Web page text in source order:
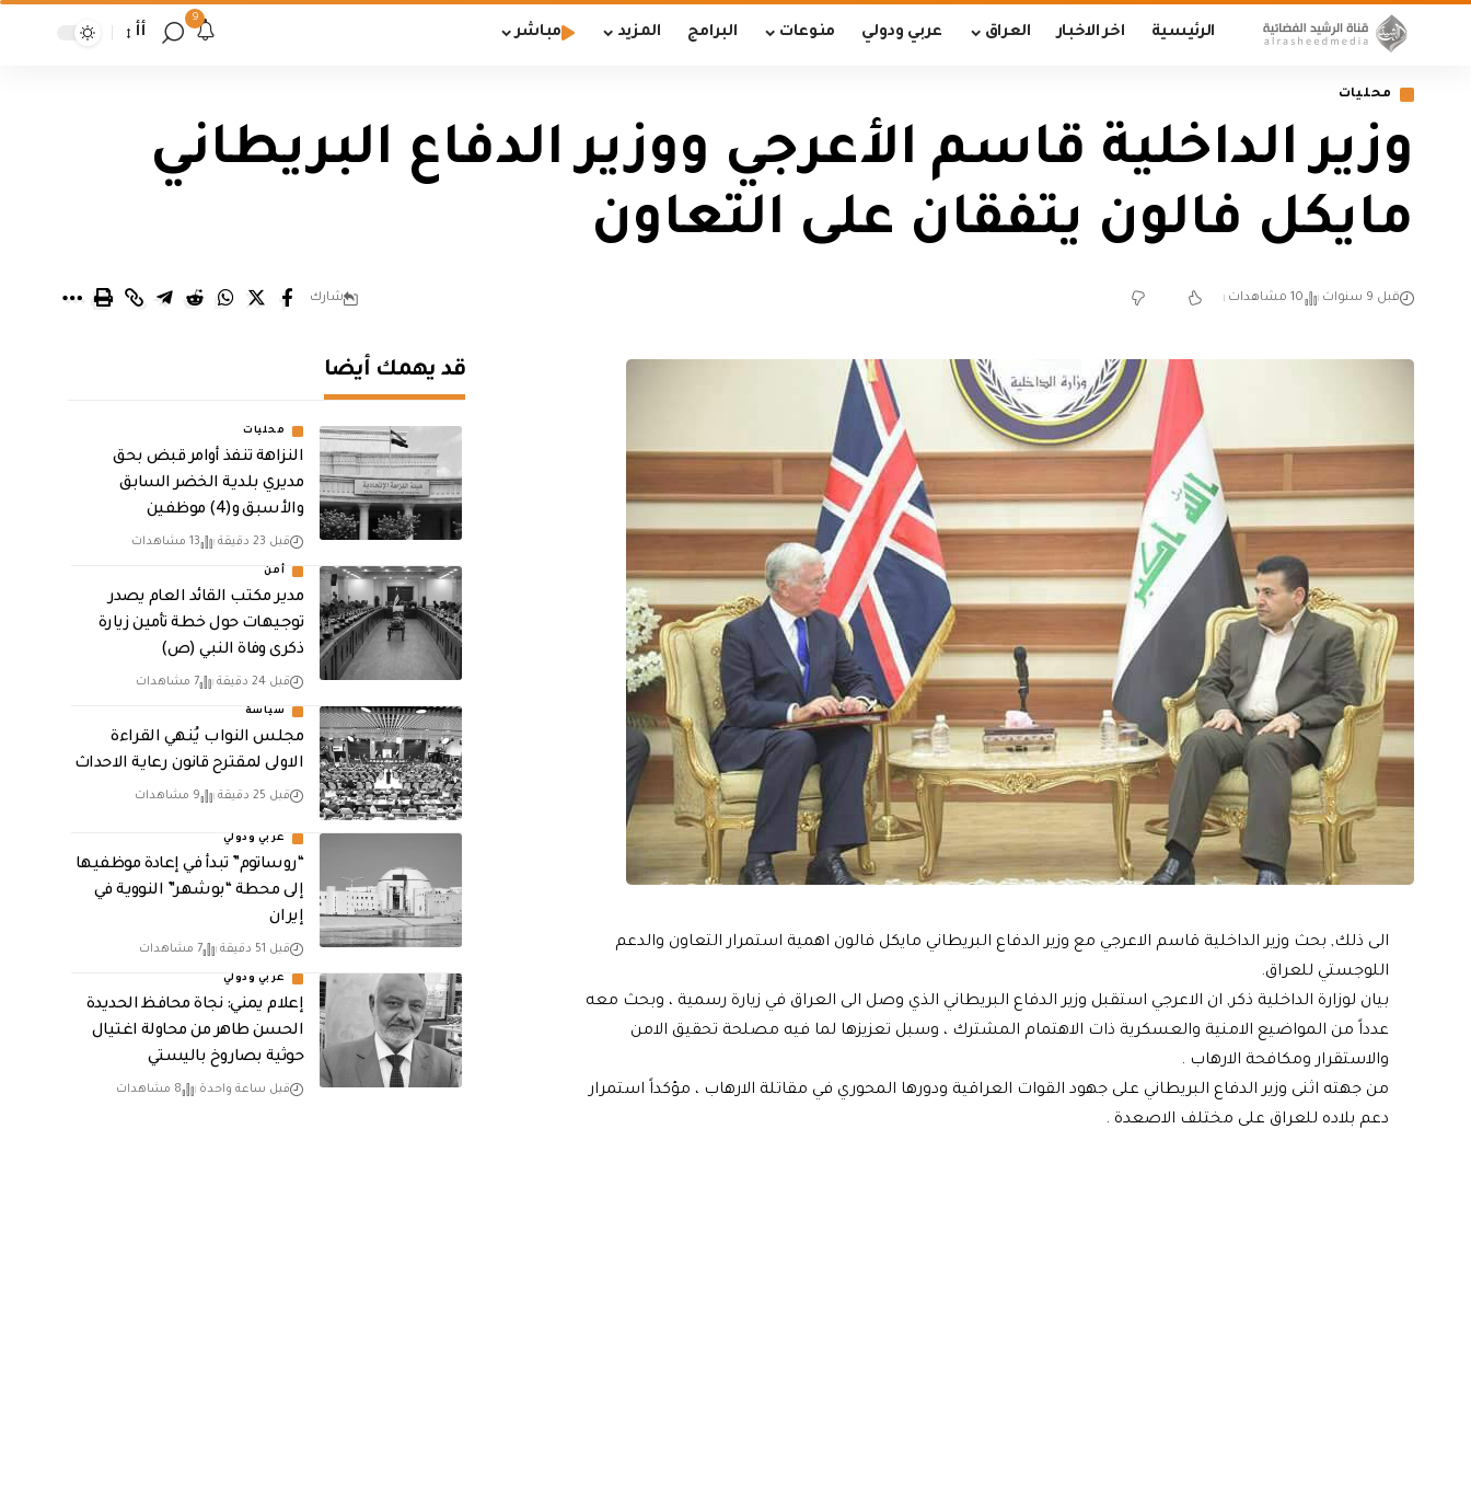
الرئيسية اخر الاخبار العراق عربي ودولي منوعات البرامج المزيد مباشر
9
أأ
محليات
وزير الداخلية قاسم الأعرجي ووزير الدفاع البريطاني
مايكل فالون يتفقان على التعاون
قبل 9 سنوات 10 مشاهدات شارك
الى ذلك, بحث وزير الداخلية قاسم الاعرجي مع وزير الدفاع البريطاني مايكل فالون اهمية استمرار التعاون والدعم
اللوجستي للعراق.
بيان لوزارة الداخلية ذكر, ان الاعرجي استقبل وزير الدفاع البريطاني الذي وصل الى العراق في زيارة رسمية ، وبحث معه
عدداً من المواضيع الامنية والعسكرية ذات الاهتمام المشترك ، وسبل تعزيزها لما فيه مصلحة تحقيق الامن
والاستقرار ومكافحة الارهاب .
من جهته اثنى وزير الدفاع البريطاني على جهود القوات العراقية ودورها المحوري في مقاتلة الارهاب ، مؤكداً استمرار
دعم بلاده للعراق على مختلف الاصعدة .
قد يهمك أيضا
محليات
النزاهة تنفذ أوامر قبض بحق
مديري بلدية الخضر السابق
والأسبق و(4) موظفين
قبل 23 دقيقة 13 مشاهدات
أمن
مدير مكتب القائد العام يصدر
توجيهات حول خطة تأمين زيارة
ذكرى وفاة النبي (ص)
قبل 24 دقيقة 7 مشاهدات
سياسة
مجلس النواب يُنهي القراءة
الاولى لمقترح قانون رعاية الاحداث
قبل 25 دقيقة 9 مشاهدات
عربي ودولي
“روساتوم” تبدأ في إعادة موظفيها
إلى محطة “بوشهر” النووية في
إيران
قبل 51 دقيقة 7 مشاهدات
عربي ودولي
إعلام يمني: نجاة محافظ الحديدة
الحسن طاهر من محاولة اغتيال
حوثية بصاروخ باليستي
قبل ساعة واحدة 8 مشاهدات